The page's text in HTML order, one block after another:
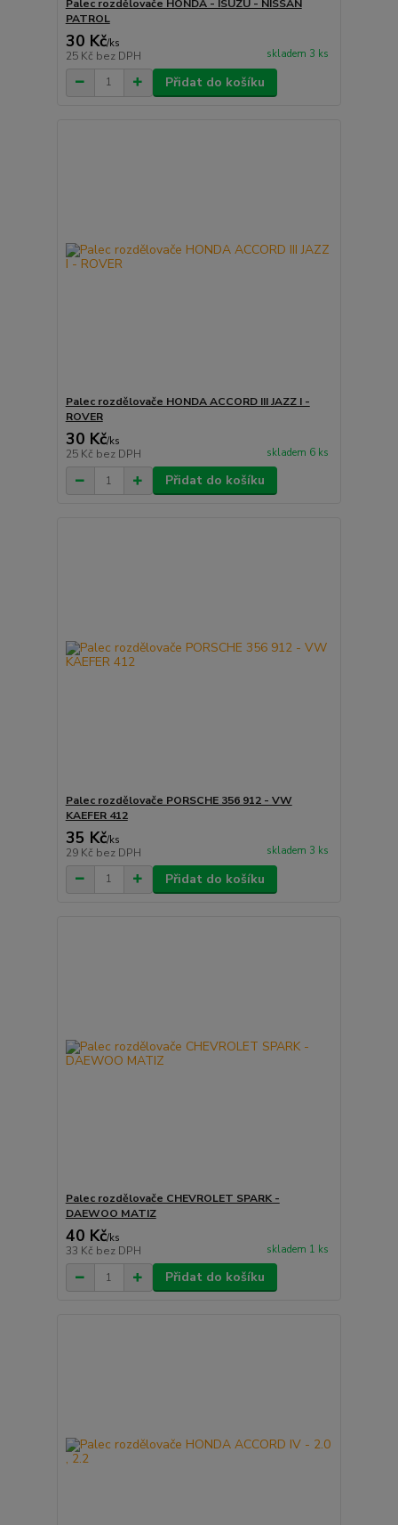
Palec rozdělovače HONDA - ISUZU - NISSAN
PATROL
30 Kč/ks
25 Kč bez DPH skladem 3 ks
Přidat do košíku
Palec rozdělovače HONDA ACCORD III JAZZ I -
ROVER
30 Kč/ks
25 Kč bez DPH skladem 6 ks
Přidat do košíku
Palec rozdělovače PORSCHE 356 912 - VW
KAEFER 412
35 Kč/ks
29 Kč bez DPH skladem 3 ks
Přidat do košíku
Palec rozdělovače CHEVROLET SPARK -
DAEWOO MATIZ
40 Kč/ks
33 Kč bez DPH skladem 1 ks
Přidat do košíku